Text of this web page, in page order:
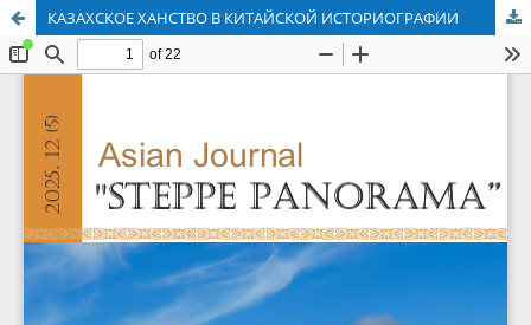
КАЗАХСКОЕ ХАНСТВО В КИТАЙСКОЙ ИСТОРИОГРАФИИ